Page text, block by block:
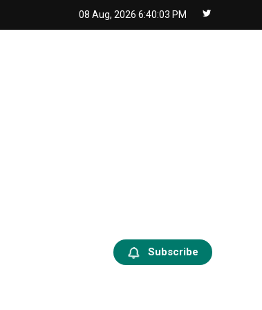
08 Aug, 2026 6:40:04 PM
Subscribe